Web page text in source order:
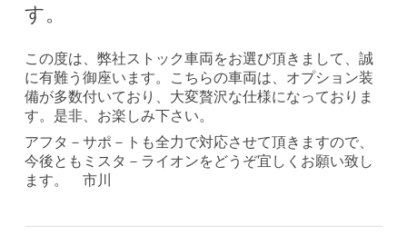
す。
この度は、弊社ストック車両をお選び頂きまして、誠
に有難う御座います。こちらの車両は、オプション装
備が多数付いており、大変贅沢な仕様になっておりま
す。是非、お楽しみ下さい。
アフタ－サポ－トも全力で対応させて頂きますので、
今後ともミスタ－ライオンをどうぞ宜しくお願い致し
ます。 市川